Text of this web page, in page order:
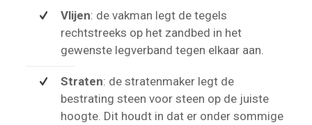
Vlijen: de vakman legt de tegels
rechtstreeks op het zandbed in het
gewenste legverband tegen elkaar aan.
Straten: de stratenmaker legt de
bestrating steen voor steen op de juiste
hoogte. Dit houdt in dat er onder sommige